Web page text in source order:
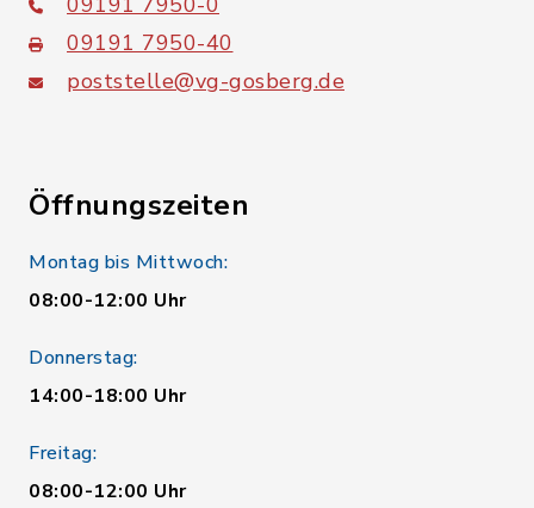
09191 7950-40
poststelle@vg-gosberg.de
Öffnungszeiten
Montag bis Mittwoch:
08:00-12:00 Uhr
Donnerstag:
14:00-18:00 Uhr
Freitag:
08:00-12:00 Uhr